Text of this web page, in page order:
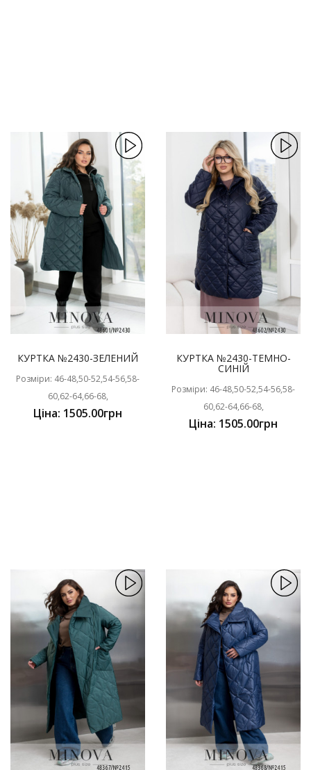
КУРТКА №2430-ЗЕЛЕНИЙ
Розміри: 46-48,50-52,54-56,58-
60,62-64,66-68,
Ціна: 1505.00грн
КУРТКА №2430-ТЕМНО-
СИНІЙ
Розміри: 46-48,50-52,54-56,58-
60,62-64,66-68,
Ціна: 1505.00грн